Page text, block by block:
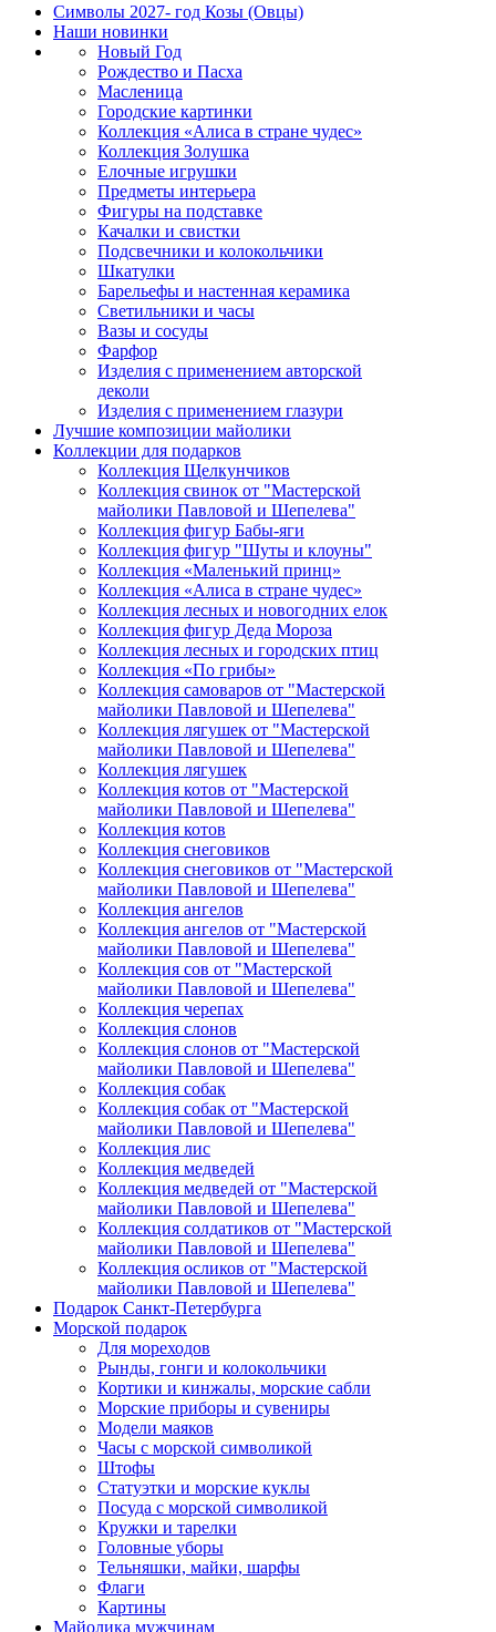
Символы 2027- год Козы (Овцы)
Наши новинки
Новый Год
Рождество и Пасха
Масленица
Городские картинки
Коллекция «Алиса в стране чудес»
Коллекция Золушка
Елочные игрушки
Предметы интерьера
Фигуры на подставке
Качалки и свистки
Подсвечники и колокольчики
Шкатулки
Барельефы и настенная керамика
Светильники и часы
Вазы и сосуды
Фарфор
Изделия с применением авторской
деколи
Изделия с применением глазури
Лучшие композиции майолики
Коллекции для подарков
Коллекция Щелкунчиков
Коллекция свинок от "Мастерской
майолики Павловой и Шепелева"
Коллекция фигур Бабы-яги
Коллекция фигур "Шуты и клоуны"
Коллекция «Маленький принц»
Коллекция «Алиса в стране чудес»
Коллекция лесных и новогодних елок
Коллекция фигур Деда Мороза
Коллекция лесных и городских птиц
Коллекция «По грибы»
Коллекция самоваров от "Мастерской
майолики Павловой и Шепелева"
Коллекция лягушек от "Мастерской
майолики Павловой и Шепелева"
Коллекция лягушек
Коллекция котов от "Мастерской
майолики Павловой и Шепелева"
Коллекция котов
Коллекция снеговиков
Коллекция снеговиков от "Мастерской
майолики Павловой и Шепелева"
Коллекция ангелов
Коллекция ангелов от "Мастерской
майолики Павловой и Шепелева"
Коллекция сов от "Мастерской
майолики Павловой и Шепелева"
Коллекция черепах
Коллекция слонов
Коллекция слонов от "Мастерской
майолики Павловой и Шепелева"
Коллекция собак
Коллекция собак от "Мастерской
майолики Павловой и Шепелева"
Коллекция лис
Коллекция медведей
Коллекция медведей от "Мастерской
майолики Павловой и Шепелева"
Коллекция солдатиков от "Мастерской
майолики Павловой и Шепелева"
Коллекция осликов от "Мастерской
майолики Павловой и Шепелева"
Подарок Санкт-Петербурга
Морской подарок
Для мореходов
Рынды, гонги и колокольчики
Кортики и кинжалы, морские сабли
Морские приборы и сувениры
Модели маяков
Часы с морской символикой
Штофы
Статуэтки и морские куклы
Посуда с морской символикой
Кружки и тарелки
Головные уборы
Тельняшки, майки, шарфы
Флаги
Картины
Майолика мужчинам